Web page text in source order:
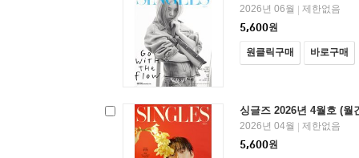
2026년 06월 | 제한없음
5,600원
원클릭구매 바로구매
싱글즈 2026년 4월호 (월
2026년 04월 | 제한없음
5,600원